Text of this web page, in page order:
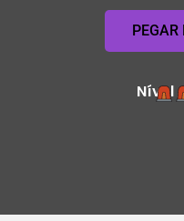
PEGAR
Nível